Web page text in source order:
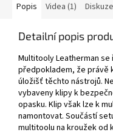
Popis Videa (1) Diskuze
Detailní popis
Multitooly Leatherman se
předpokladem, že právě
úložišť těchto nástrojů.
vybaveny klipy k
opasku. Klip však lze k
namontovat. Součástí
multitoolu na kroužek od